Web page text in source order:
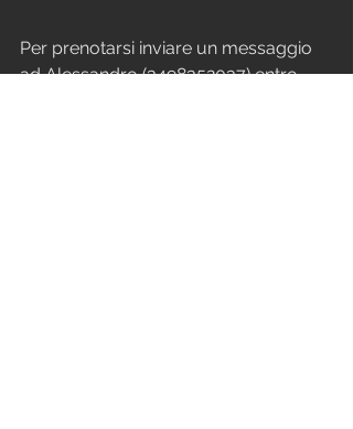
Per prenotarsi inviare un messaggio
ad Alessandro (3498352037) entro